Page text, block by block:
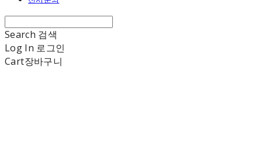
Search 검색
Log In 로그인
Cart장바구니